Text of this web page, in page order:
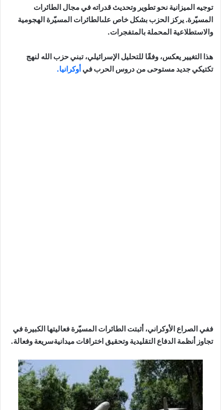
توجيه الميزانية نحو تطوير وتحديث قدراته في مجال الطائرات
المسيّرة. يركز الحزب بشكل خاص علىالطائرات المسيّرة الهجومية
والاستطلاعية المحملة بالمتفجرات.
هذا التغيير يعكس، وفقًا للتحليل الإسرائيلي، تبني حزب الله لنهج
تكتيكي جديد مستوحى من دروس الحرب في أوكرانيا.
ففي الصراع الأوكراني، أثبتت الطائرات المسيّرة فعاليتها الكبيرة في
تجاوز أنظمة الدفاع التقليدية وتحقيق اختراقات ميدانيةسريعة وفعالة.